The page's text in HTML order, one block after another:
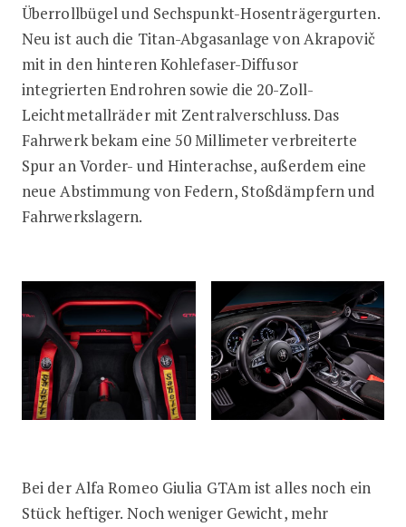
Überrollbügel und Sechspunkt-Hosenträgergurten.
Neu ist auch die Titan-Abgasanlage von Akrapovič
mit in den hinteren Kohlefaser-Diffusor
integrierten Endrohren sowie die 20-Zoll-
Leichtmetallräder mit Zentralverschluss. Das
Fahrwerk bekam eine 50 Millimeter verbreiterte
Spur an Vorder- und Hinterachse, außerdem eine
neue Abstimmung von Federn, Stoßdämpfern und
Fahrwerkslagern.
Bei der Alfa Romeo Giulia GTAm ist alles noch ein
Stück heftiger. Noch weniger Gewicht, mehr